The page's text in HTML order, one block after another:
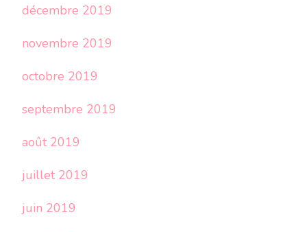
décembre 2019
novembre 2019
octobre 2019
septembre 2019
août 2019
juillet 2019
juin 2019